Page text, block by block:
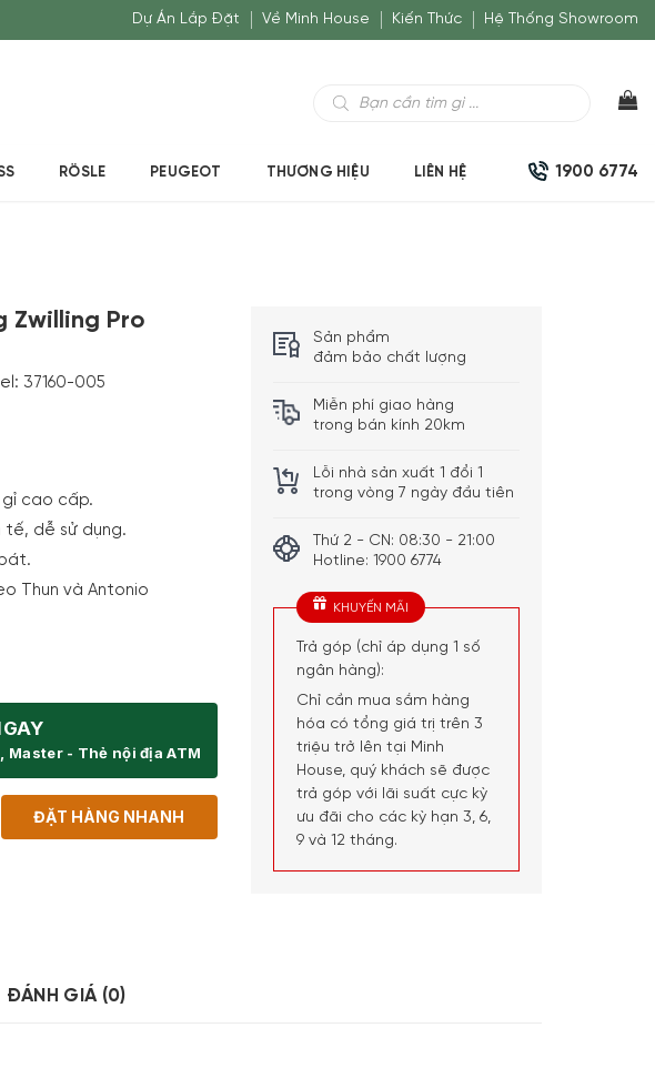
Dự Án Lắp Đặt Về Minh House Kiến Thức Hệ Thống Showroom
kiếm
RÖSLE PEUGEOT THƯƠNG HIỆU LIÊN HỆ 1900 6774
Zwilling Pro
37160-005
cao cấp.
tế, dễ sử dụng.
Thun và Antonio
Zwilling Pro 37160-005 - 33cm số lượng
Master - Thẻ nội địa ATM
ĐẶT HÀNG NHANH
Sản phẩm
đảm bảo chất lượng
Miễn phí giao hàng
trong bán kính 20km
Lỗi nhà sản xuất 1 đổi 1
trong vòng 7 ngày đầu tiên
Thứ 2 - CN: 08:30 - 21:00
Hotline: 1900 6774
KHUYẾN MÃI
Trả góp (chỉ áp dụng 1 số
ngân hàng):
Chỉ cần mua sắm hàng
hóa có tổng giá trị trên 3
triệu trở lên tại Minh
House, quý khách sẽ được
trả góp với lãi suất cực kỳ
ưu đãi cho các kỳ hạn 3, 6,
9 và 12 tháng.
ĐÁNH GIÁ (0)